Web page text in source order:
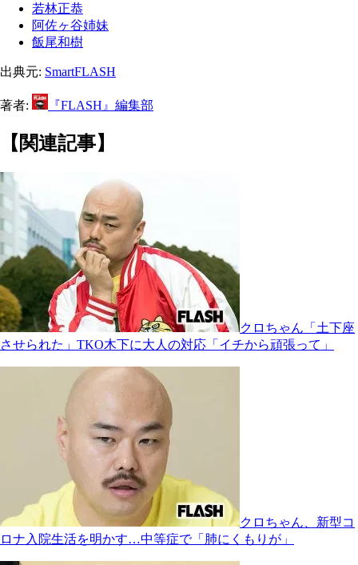
若林正恭
阿佐ヶ谷姉妹
飯尾和樹
出典元: SmartFLASH
著者: 『FLASH』編集部
【関連記事】
クロちゃん「土下座
させられた」TKO木下に大人の対応「イチから頑張って」
クロちゃん、新型コ
ロナ入院生活を明かす…中等症で「肺にくもりが」